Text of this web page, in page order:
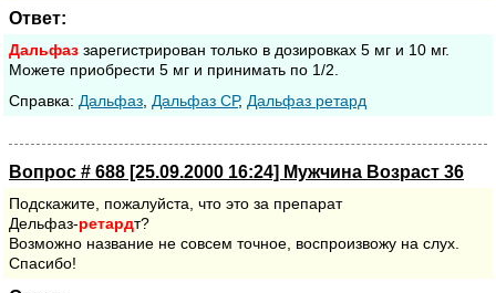
Ответ:
Дальфаз зарегистрирован только в дозировках 5 мг и 10 мг.
Можете приобрести 5 мг и принимать по 1/2.
Cправка: Дальфаз Дальфаз СР, Дальфаз ретард
Вопрос # 688 [25.09.2000 16:24] Мужчина Возраст 36
Подскажите, пожалуйста, что это за препарат
Дельфаз-ретардт?
Возможно название не совсем точное, воспроизвожу на слух.
Спасибо!